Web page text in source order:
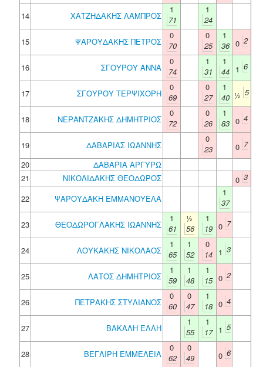
14
ΧΑΤΖΗΔΑΚΗΣ ΛΑΜΠΡΟΣ
1
71
1
24
15
ΨΑΡΟΥΔΑΚΗΣ ΠΕΤΡΟΣ
0
70
0
25
1
36 0 2
16 ΣΓΟΥΡΟΥ ΑΝΝΑ
0
74
1
31
1
44
1 6
17 ΣΓΟΥΡΟΥ ΤΕΡΨΙΧΟΡΗ
0
69
0
27
1
40 ½ 5
18 ΝΕΡΑΝΤΖΑΚΗΣ ΔΗΜΗΤΡΙΟΣ
0
72
0
26
1
83 0 4
19 ΔΑΒΑΡΙΑΣ ΙΩΑΝΝΗΣ
0
23
0 7
20
ΔΑΒΑΡΙΑ ΑΡΓΥΡΩ
21
ΝΙΚΟΛΙΔΑΚΗΣ ΘΕΟΔΩΡΟΣ 0 3
22
ΨΑΡΟΥΔΑΚΗ ΕΜΜΑΝΟΥΕΛΑ
1
37
23
ΘΕΟΔΩΡΟΓΛΑΚΗΣ ΙΩΑΝΝΗΣ
1
61
½
56
1
19 0 7
24 ΛΟΥΚΑΚΗΣ ΝΙΚΟΛΑΟΣ
1
65
1
52
0
14
1 3
25 ΛΑΤΟΣ ΔΗΜΗΤΡΙΟΣ
1
59
1
48
1
15 0 2
26 ΠΕΤΡΑΚΗΣ ΣΤΥΛΙΑΝΟΣ
0
60
0
47
1
18 0 4
27 ΒΑΚΑΛΗ ΕΛΛΗ
1
55
1
17
1 5
28 ΒΕΓΛΙΡΗ ΕΜΜΕΛΕΙΑ
0
62
0
49
0 6